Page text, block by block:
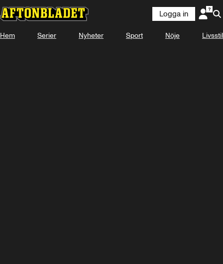
Laddar ...
Logga in
Hem Serier Nyheter Sport Nöje Livsstil